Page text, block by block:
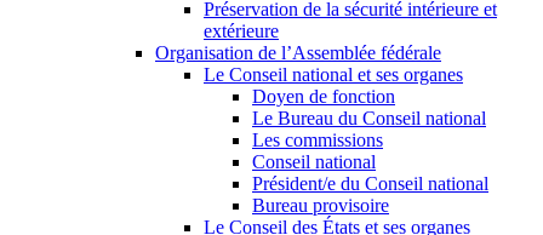
Préservation de la sécurité intérieure et
extérieure
Organisation de l’Assemblée fédérale
Le Conseil national et ses organes
Doyen de fonction
Le Bureau du Conseil national
Les commissions
Conseil national
Président/e du Conseil national
Bureau provisoire
Le Conseil des États et ses organes